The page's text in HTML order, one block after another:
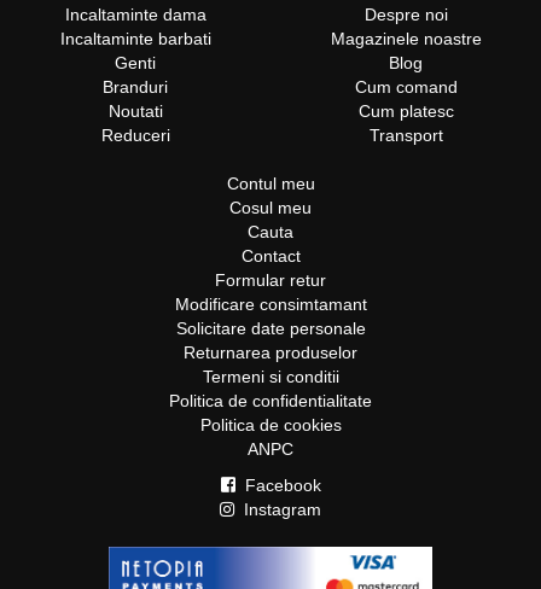
Incaltaminte dama
Incaltaminte barbati
Genti
Branduri
Noutati
Reduceri
Despre noi
Magazinele noastre
Blog
Cum comand
Cum platesc
Transport
Contul meu
Cosul meu
Cauta
Contact
Formular retur
Modificare consimtamant
Solicitare date personale
Returnarea produselor
Termeni si conditii
Politica de confidentialitate
Politica de cookies
ANPC
Facebook
Instagram